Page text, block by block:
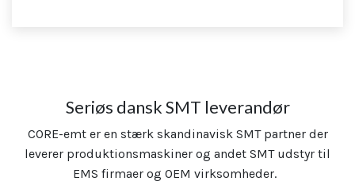
Seriøs dansk SMT leverandør
CORE-emt er en stærk skandinavisk SMT partner der
leverer produktionsmaskiner og andet SMT udstyr til
EMS firmaer og OEM virksomheder.